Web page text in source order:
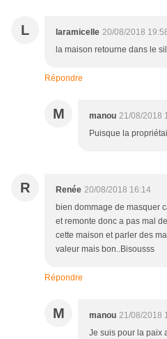
L laramicelle 20/08/2018
la maison retourne dans le
Répondre
M manou 21/08/2018
Puisque la
R Renée 20/08/2018 16:14
bien dommage de masquer
et remonte donc a pas mal
cette maison et parler des
valeur mais bon..Bisousss
Répondre
M manou 21/08/2018
Je suis pour la paix